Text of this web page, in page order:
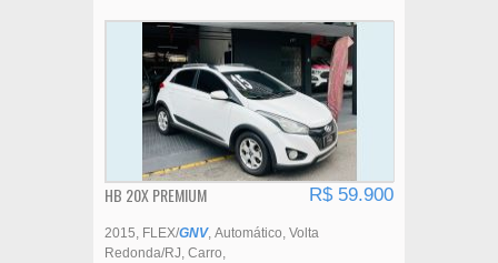
HB 20X PREMIUM R$ 59.900
2015 FLEX/GNV Automático Volta
Redonda/RJ Carro